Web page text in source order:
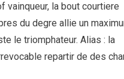
vainqueur, la bout courtiere
du degre allie un
le triomphateur. Alias : la
repartir de des